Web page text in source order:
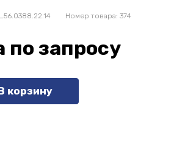
Номер товара: 374
по запросу
корзину